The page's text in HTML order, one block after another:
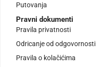
Putovanja
Pravni dokumenti
Pravila privatnosti
Odricanje od odgovornosti
Pravila o kolačićima